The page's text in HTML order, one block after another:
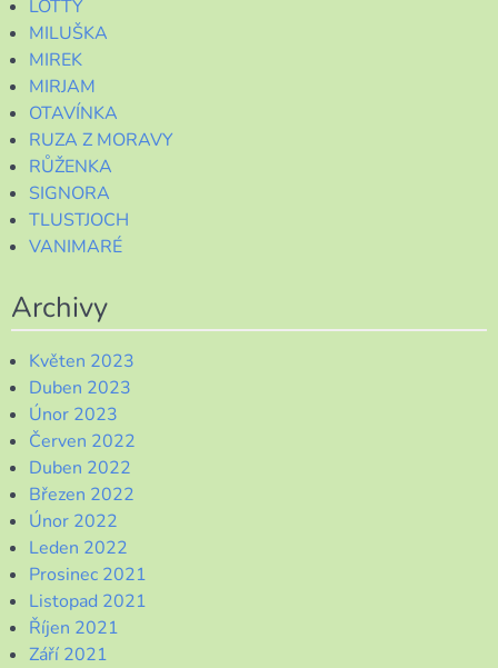
LOTTY
MILUŠKA
MIREK
MIRJAM
OTAVÍNKA
RUZA Z MORAVY
RŮŽENKA
SIGNORA
TLUSTJOCH
VANIMARÉ
Archivy
Květen 2023
Duben 2023
Únor 2023
Červen 2022
Duben 2022
Březen 2022
Únor 2022
Leden 2022
Prosinec 2021
Listopad 2021
Říjen 2021
Září 2021